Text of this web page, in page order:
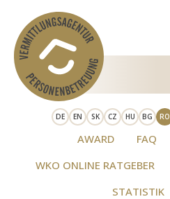
Skip to main content
DE EN SK CZ HU BG RO
AWARD FAQ
WKO ONLINE RATGEBER
STATISTIK